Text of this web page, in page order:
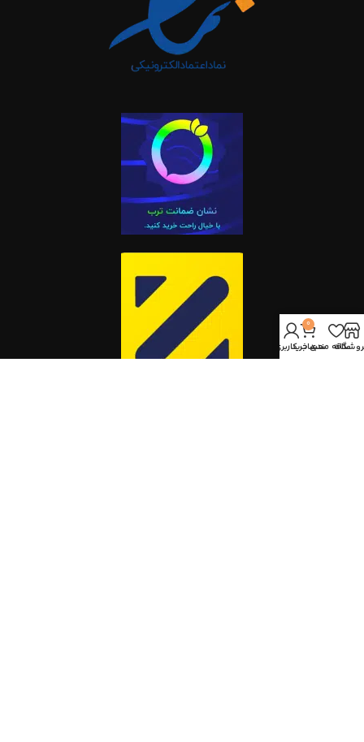
علاقه مندی
0
سبد خرید
حساب کاربری من